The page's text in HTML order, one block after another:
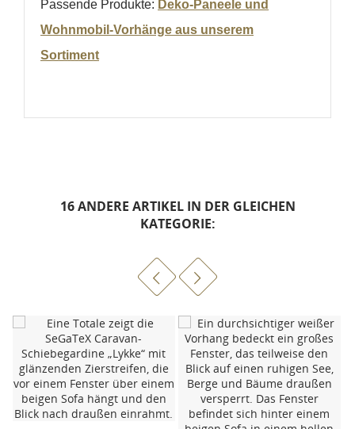
Passende Produkte: Deko-Paneele und
Wohnmobil-Vorhänge aus unserem
Sortiment
16 ANDERE ARTIKEL IN DER GLEICHEN
KATEGORIE: